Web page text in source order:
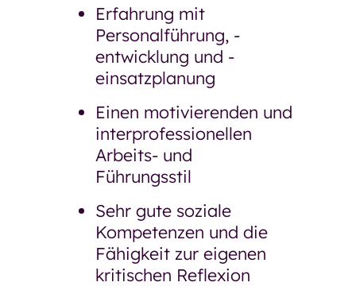
Erfahrung mit
Personalführung, -
entwicklung und -
einsatzplanung
Einen motivierenden und
interprofessionellen
Arbeits- und
Führungsstil
Sehr gute soziale
Kompetenzen und die
Fähigkeit zur eigenen
kritischen Reflexion